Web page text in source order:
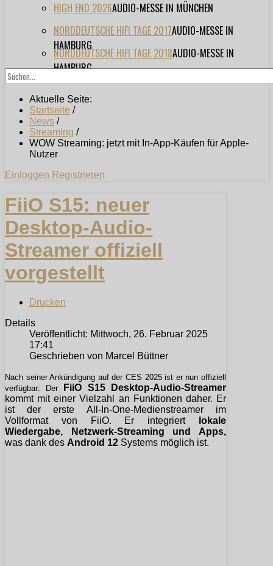
HIGH END 2026AUDIO-MESSE IN MÜNCHEN
NORDDEUTSCHE HIFI TAGE 2017AUDIO-MESSE IN
HAMBURG
NORDDEUTSCHE HIFI TAGE 2018AUDIO-MESSE IN
HAMBURG
Aktuelle Seite:
Startseite /
News /
Streaming /
WOW Streaming: jetzt mit In-App-Käufen für Apple-
Nutzer
Einloggen Registrieren
FiiO S15: neuer
Desktop-Audio-
Streamer offiziell
vorgestellt
Drucken
Details
Veröffentlicht: Mittwoch, 26. Februar 2025
17:41
Geschrieben von Marcel Büttner
Nach seiner Ankündigung auf der CES 2025 ist er nun offiziell
verfügbar: Der
FiiO S15 Desktop-Audio-Streamer
kommt mit einer Vielzahl an Funktionen daher. Er
ist der erste All-In-One-Medienstreamer im
Vollformat von FiiO. Er integriert
lokale
Wiedergabe, Netzwerk-Streaming und Apps,
was dank des Android 12 Systems möglich ist.